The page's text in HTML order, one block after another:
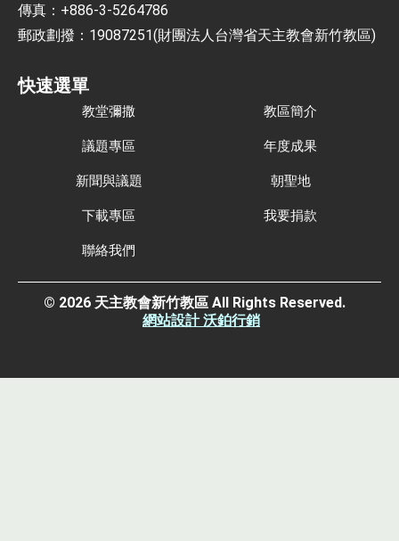
傳真：+886-3-5264786
郵政劃撥：19087251(財團法人台灣省天主教會新竹教區)
快速選單
教堂彌撒 教區簡介
議題專區 年度成果
新聞與議題 朝聖地
下載專區 我要捐款
聯絡我們
© 2026 天主教會新竹教區 All Rights Reserved.
網站設計 沃鉑行銷